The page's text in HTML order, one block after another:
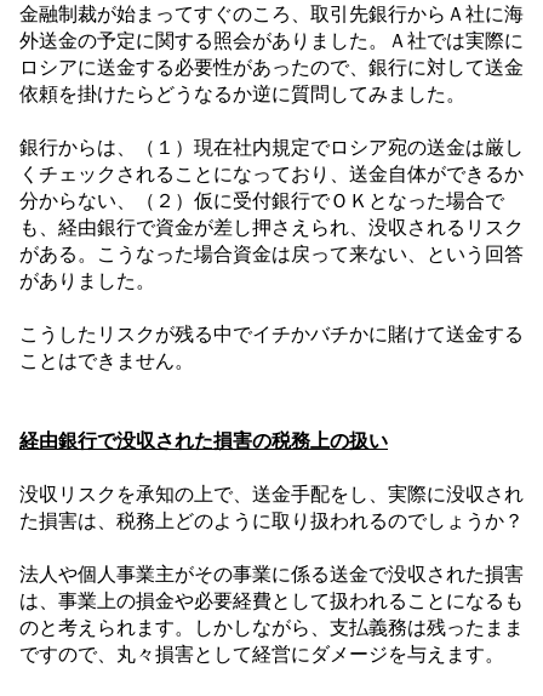
金融制裁が始まってすぐのころ、取引先銀行からＡ社に海
外送金の予定に関する照会がありました。Ａ社では実際に
ロシアに送金する必要性があったので、銀行に対して送金
依頼を掛けたらどうなるか逆に質問してみました。
銀行からは、（１）現在社内規定でロシア宛の送金は厳し
くチェックされることになっており、送金自体ができるか
分からない、（２）仮に受付銀行でＯＫとなった場合で
も、経由銀行で資金が差し押さえられ、没収されるリスク
がある。こうなった場合資金は戻って来ない、という回答
がありました。
こうしたリスクが残る中でイチかバチかに賭けて送金する
ことはできません。
経由銀行で没収された損害の税務上の扱い
没収リスクを承知の上で、送金手配をし、実際に没収され
た損害は、税務上どのように取り扱われるのでしょうか？
法人や個人事業主がその事業に係る送金で没収された損害
は、事業上の損金や必要経費として扱われることになるも
のと考えられます。しかしながら、支払義務は残ったまま
ですので、丸々損害として経営にダメージを与えます。